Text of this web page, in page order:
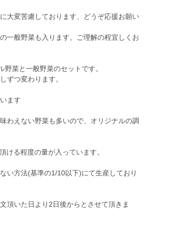
大変苦慮しております、どうぞ応援お願い
一般野菜も入ります。ご理解の程宜しくお
菜と一般野菜のセットです。
ずつ変わります。
ます
わえない野菜も多いので、オリジナルの調
ける程度の量が入っています。
い方法(基準の1/10以下)にて生産しており
頂いた日より2日後からとさせて頂きま